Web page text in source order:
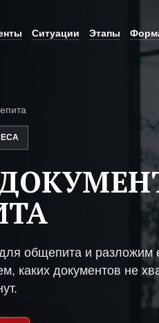
Ситуации Этапы
общепита и разложим
каких документов не